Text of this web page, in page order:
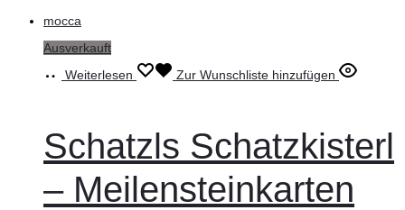
Ausverkauft
Weiterlesen
Zur Wunschliste hinzufügen
Schatzls Schatzkisterl
– Meilensteinkarten